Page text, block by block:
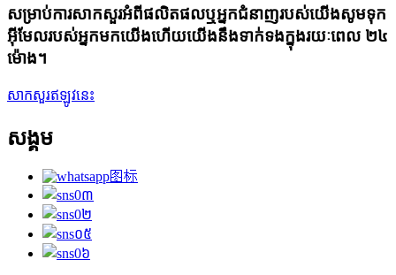
សម្រាប់ការសាកសួរអំពីផលិតផលឬអ្នកជំនាញរបស់យើងសូមទុក
អ៊ីមែលរបស់អ្នកមកយើងហើយយើងនឹងទាក់ទងក្នុងរយៈពេល ២៤
ម៉ោង។
សាកសួរឥឡូវនេះ
សង្គម